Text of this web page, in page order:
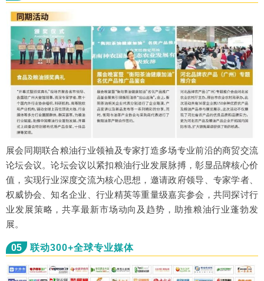
展会同期联合粮油行业领袖及专家打造多场专业前沿的商贸交流
论坛会议。论坛会议以紧扣粮油行业发展脉搏，彰显品牌核心价
值，实现行业深度交流为核心思想，邀请政府领导、专家学者、
权威协会、知名企业、行业精英等重量级嘉宾参会，共同探讨行
业发展策略，共享最新市场动向及趋势，助推粮油行业蓬勃发
展。
05 联动300+全球专业媒体